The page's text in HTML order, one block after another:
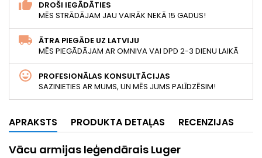
DROŠI IEGĀDĀTIES
MĒS STRĀDĀJAM JAU VAIRĀK NEKĀ 15 GADUS!
ĀTRA PIEGĀDE UZ LATVIJU
MĒS PIEGĀDĀJAM AR OMNIVA VAI DPD 2-3 DIENU LAIKĀ
PROFESIONĀLAS KONSULTĀCIJAS
SAZINIETIES AR MUMS, UN MĒS JUMS PALĪDZĒSIM!
APRAKSTS PRODUKTA DETAĻAS RECENZIJAS
Vācu armijas leģendārais Luger